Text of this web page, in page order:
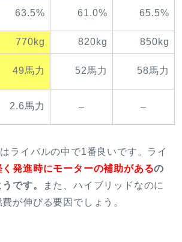
63.5% 61.0% 65.5%
770kg 820kg 850kg
49馬力 52馬力 58馬力
2.6馬力 – –
ライバルの中で1番良いです。ライ
く発進時にモーターの補助があるの
です。
また、ハイブリッドなのに
が伸びる要因でしょう。